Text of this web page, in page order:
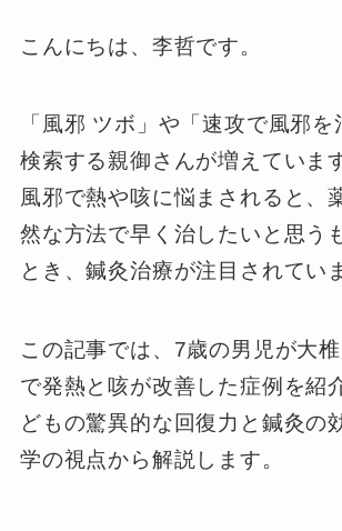
こんにちは、李哲です。
「風邪 ツボ」や「速攻で風邪
検索する親御さんが増えていま
風邪で熱や咳に悩まされると、
然な方法で早く治したいと思う
とき、鍼灸治療が注目されてい
この記事では、7歳の男児が大
で発熱と咳が改善した症例を紹
どもの驚異的な回復力と鍼灸の
学の視点から解説します。